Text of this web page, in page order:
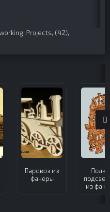
, Projects, (42),
Паровоз из
фанеры
из